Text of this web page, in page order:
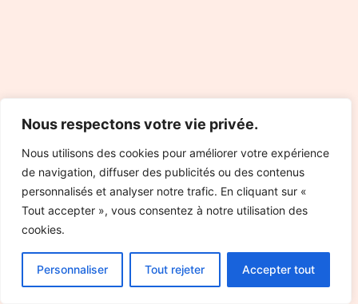
Nous respectons votre vie privée.
Nous utilisons des cookies pour améliorer votre expérience
de navigation, diffuser des publicités ou des contenus
personnalisés et analyser notre trafic. En cliquant sur «
Tout accepter », vous consentez à notre utilisation des
cookies.
Personnaliser Tout rejeter Accepter tout